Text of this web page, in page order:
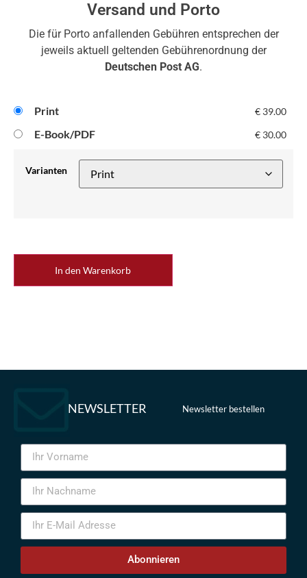
Versand und Porto
Die für Porto anfallenden Gebühren entsprechen der
jeweils aktuell geltenden Gebührenordnung der
Deutschen Post AG.
Print € 39.00
E-Book/PDF € 30.00
Varianten
In den Warenkorb
NEWSLETTER Newsletter bestellen
Abonnieren